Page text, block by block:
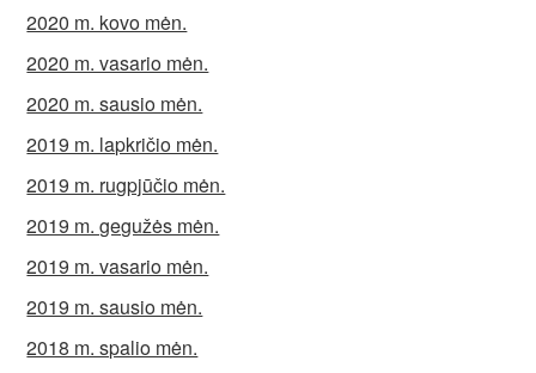
2020 m. kovo mėn.
2020 m. vasario mėn.
2020 m. sausio mėn.
2019 m. lapkričio mėn.
2019 m. rugpjūčio mėn.
2019 m. gegužės mėn.
2019 m. vasario mėn.
2019 m. sausio mėn.
2018 m. spalio mėn.